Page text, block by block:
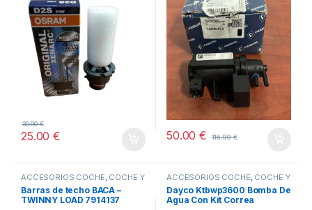
25.00€
30.00€
50.00€ 116.99€
ACCESORIOS COCHE, COCHE Y
MOTO
Barras de techo BACA –
TWINNY LOAD 7914137
ACCESORIOS COCHE, COCHE Y
MOTO TODOS
Dayco Ktbwp3600 Bomba De
Agua Con Kit Correa